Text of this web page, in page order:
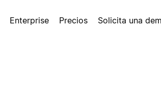
Enterprise Precios Solicita una